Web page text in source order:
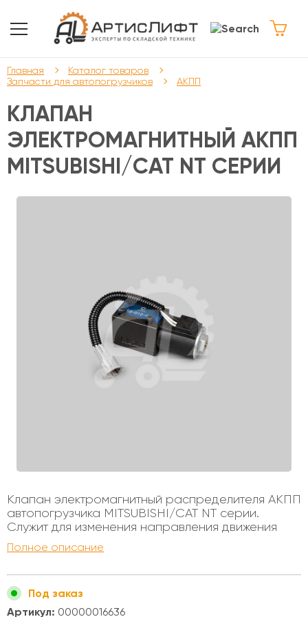
Главная
Каталог товаров
Запчасти для автопогрузчиков
АКПП
КЛАПАН
ЭЛЕКТРОМАГНИТНЫЙ АКПП
MITSUBISHI/CAT NT СЕРИИ
Клапан электромагнитный распределителя АКПП
автопогрузчика MITSUBISHI/CAT NT серии.
Служит для изменения направления движения
автопогрузчика. ВНИМАНИЕ - применялись
разные коннекторы подключения.
грузоподъемностью от 1 до 3х тонн.
Полное описание
Под заказ
Артикул: 00000016636